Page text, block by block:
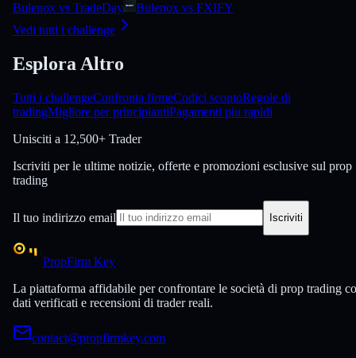
Bulenox vs TradeDay
Bulenox vs FXIFY
Vedi tutti i challenge
Esplora Altro
Tutti i challengeConfronta firmeCodici scontoRegole di
tradingMigliore per principiantiPagamenti piu rapidi
Unisciti a 12,500+ Trader
Iscriviti per le ultime notizie, offerte e promozioni esclusive sul prop
trading
Il tuo indirizzo email Iscriviti
PropFirm Key
La piattaforma affidabile per confrontare le società di prop trading
dati verificati e recensioni di trader reali.
contact@propfirmkey.com